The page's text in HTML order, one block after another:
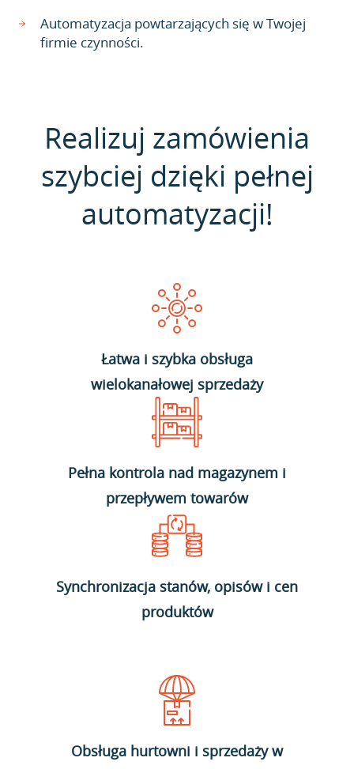
Automatyzacja powtarzających się w Twojej
firmie czynności.
Realizuj zamówienia
szybciej dzięki pełnej
automatyzacji!
Łatwa i szybka obsługa
wielokanałowej sprzedaży
Pełna kontrola nad magazynem i
przepływem towarów
Synchronizacja stanów, opisów i cen
produktów
Obsługa hurtowni i sprzedaży w